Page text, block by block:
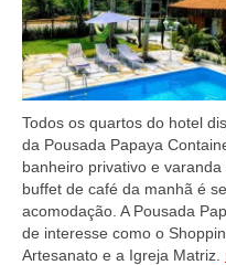
Todos os quartos do hotel
da Pousada Papaya
banheiro privativo e
buffet de café da manhã é
acomodação. A Pousada
de interesse como o
Artesanato e a Igreja Matriz.